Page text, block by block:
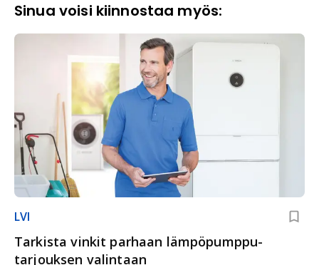
Sinua voisi kiinnostaa myös:
LVI
Tarkista vinkit parhaan lämpöpumppu­
tarjouksen valintaan